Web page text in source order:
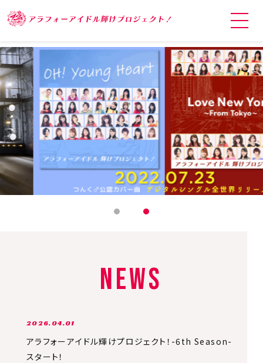
NEWS
2026.04.01
アラフォーアイドル輝けプロジェクト！-6th Season-
スタート！